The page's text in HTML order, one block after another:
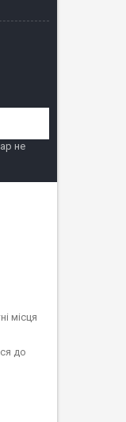
не
місця
до